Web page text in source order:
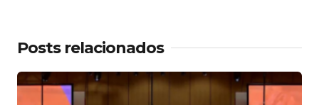
Posts relacionados